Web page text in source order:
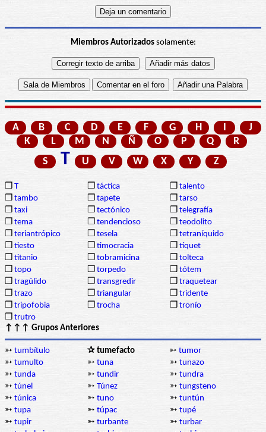
Miembros Autorizadossolamente:
A B C D E F G H I
J
K
L M N Ñ O P Q
R
S
T U V W X Y Z
❒ T ❒ táctica ❒ talento
❒ tambo ❒ tapete ❒ tarso
❒ taxi ❒ tectónico ❒ telegrafía
❒ tema ❒ tendencioso ❒ teodolito
❒ teriantrópico ❒ tesela ❒ tetraníquido
❒ tiesto ❒ timocracia ❒ tíquet
❒ titanio ❒ tobramicina ❒ tolteca
❒ topo ❒ torpedo ❒ tótem
❒ tragúlido ❒ transgredir ❒ traquetear
❒ trazo ❒ triangular ❒ tridente
❒ tripofobia ❒ trocha ❒ tronío
❒ trutro
↑↑↑ Grupos Anteriores
➳ tumbítulo ✰ tumefacto ➳ tumor
➳ tumulto ➳ tuna ➳ tunazo
➳ tunda ➳ tundir ➳ tundra
➳ túnel ➳ Túnez ➳ tungsteno
➳ túnica ➳ tuno ➳ tuntún
➳ tupa ➳ túpac ➳ tupé
➳ tupir ➳ turbante ➳ turbar